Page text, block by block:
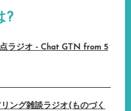
?
ラジオ - Chat GTN from 5
ング雑談ラジオ(ものづく